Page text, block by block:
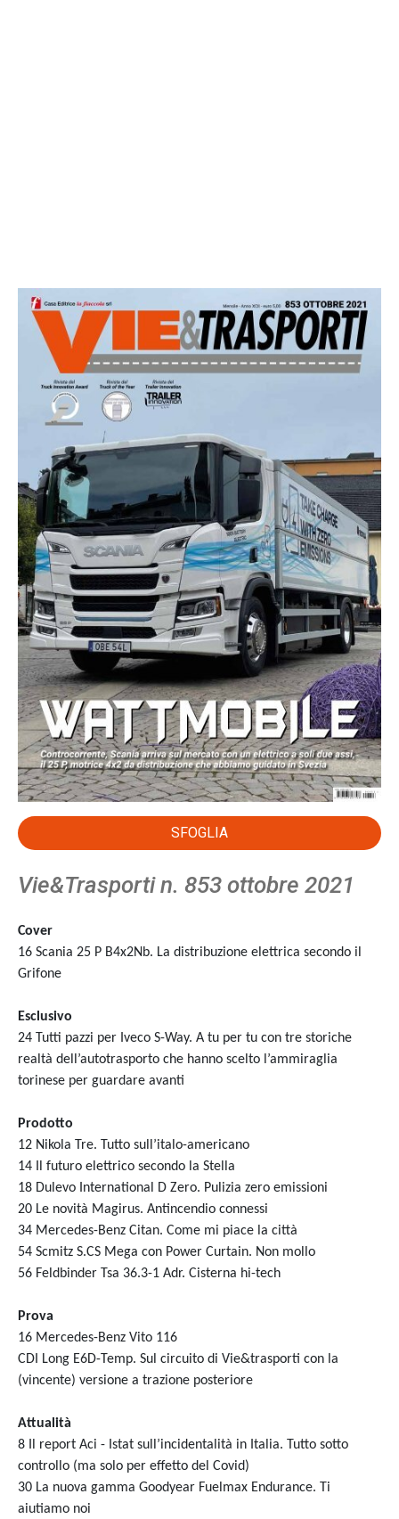
SFOGLIA
Vie&Trasporti n. 853 ottobre 2021
Cover
16 Scania 25 P B4x2Nb. La distribuzione elettrica secondo il
Grifone
Esclusivo
24 Tutti pazzi per Iveco S-Way. A tu per tu con tre storiche
realtà dell’autotrasporto che hanno scelto l’ammiraglia
torinese per guardare avanti
Prodotto
12 Nikola Tre. Tutto sull’italo-americano
14 Il futuro elettrico secondo la Stella
18 Dulevo International D Zero. Pulizia zero emissioni
20 Le novità Magirus. Antincendio connessi
34 Mercedes-Benz Citan. Come mi piace la città
54 Scmitz S.CS Mega con Power Curtain. Non mollo
56 Feldbinder Tsa 36.3-1 Adr. Cisterna hi-tech
Prova
16 Mercedes-Benz Vito 116
CDI Long E6D-Temp. Sul circuito di Vie&trasporti con la
(vincente) versione a trazione posteriore
Attualità
8 Il report Aci - Istat sull’incidentalità in Italia. Tutto sotto
controllo (ma solo per effetto del Covid)
30 La nuova gamma Goodyear Fuelmax Endurance. Ti
aiutiamo noi